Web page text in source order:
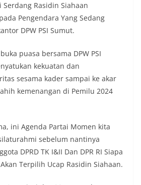
Serdang Rasidin Siahaan
Pengendara Yang Sedang
DPW PSI Sumut.
puasa bersama DPW PSI
kekuatan dan
sesama kader sampai ke akar
kemenangan di Pemilu 2024
ini Agenda Partai Momen kita
sebelum nantinya
DPRD TK I&II Dan DPR RI Siapa
Terpilih Ucap Rasidin Siahaan.